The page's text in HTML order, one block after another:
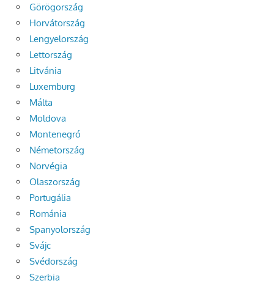
Görögország
Horvátország
Lengyelország
Lettország
Litvánia
Luxemburg
Málta
Moldova
Montenegró
Németország
Norvégia
Olaszország
Portugália
Románia
Spanyolország
Svájc
Svédország
Szerbia